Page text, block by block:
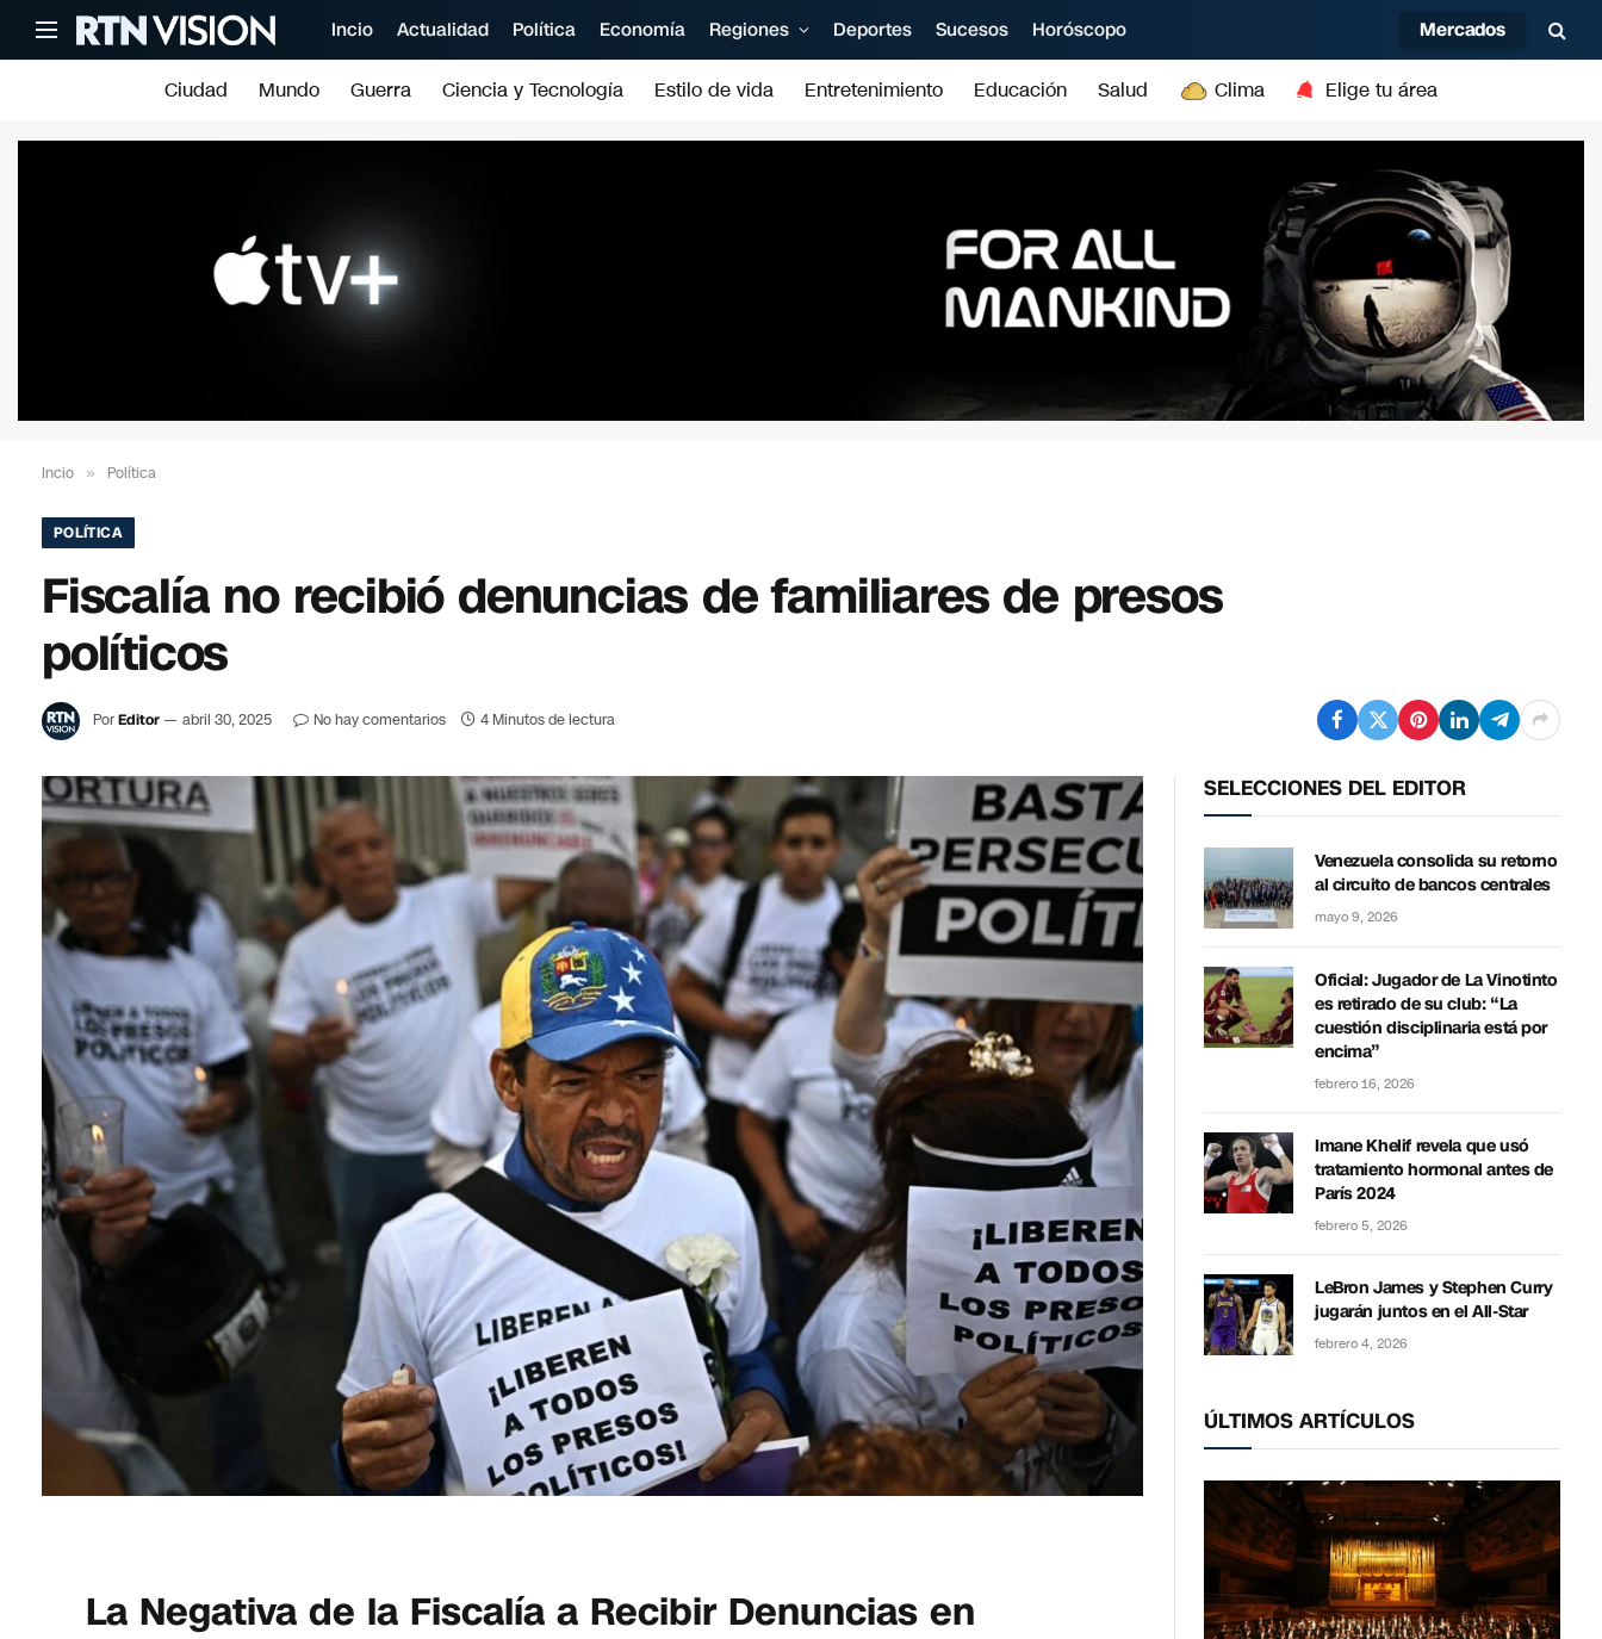
Incio Actualidad Política Economía Regiones Deportes Sucesos Horóscopo Mercados
Ciudad Mundo Guerra Ciencia y Tecnología Estilo de vida Entretenimiento Educación Salud Clima Elige tu área
Incio » Política
POLÍTICA
Fiscalía no recibió denuncias de familiares de presos
políticos
PorEditor abril 30, 2025 No hay comentarios 4 Minutos de lectura
La Negativa de la Fiscalía a Recibir Denuncias en
SELECCIONES DEL EDITOR
Venezuela consolida su retorno
al circuito de bancos centrales
mayo 9, 2026
Oficial: Jugador de La Vinotinto
es retirado de su club: “La
cuestión disciplinaria está por
encima”
febrero 16, 2026
Imane Khelif revela que usó
tratamiento hormonal antes de
París 2024
febrero 5, 2026
LeBron James y Stephen Curry
jugarán juntos en el All-Star
febrero 4, 2026
ÚLTIMOS ARTÍCULOS